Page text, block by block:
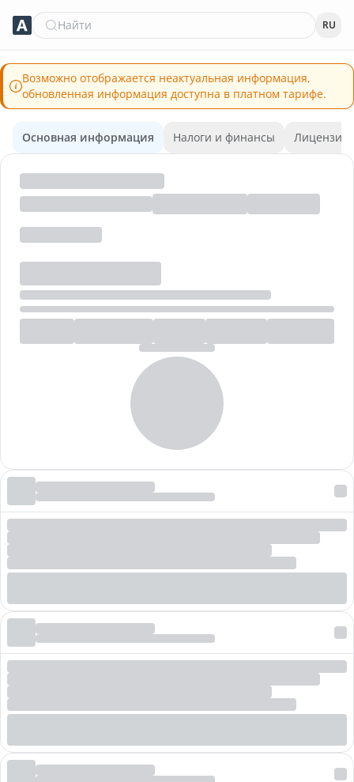
Найти RU
Возможно отображается неактуальная информация,
обновленная информация доступна в платном тарифе.
Основная информация Налоги и финансы Лицензии